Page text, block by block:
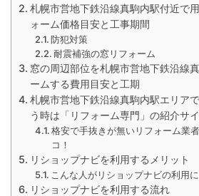
札幌市営地下鉄沿線真駒内駅付近で
ォーム価格目安と工事期間
防犯対策
耐震補強の窓リフォーム
窓の周辺部位を札幌市営地下鉄沿線
ームする費用目安と工期
札幌市営地下鉄沿線真駒内駅エリア
う時は「リフォーム専門」の紹介サ
格安で手抜きが無いリフォーム業
コ！
リショップナビを利用するメリット
こんな人がリショップナビの利用
リショップナビを利用する流れ